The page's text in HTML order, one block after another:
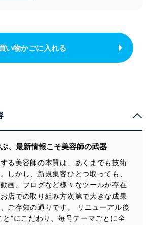
い物かごに入れる
、最新情報こそ美容師の武器
る美容師の本質は、あくまでも技術
しかし、新規集客ひとつ取っても、
画、ブログなど様々なツールが存在
店での取り組み方次第で大きな成果
ご存知の通りです。 リニューアル後
と”にこだわり、毎号テーマごとに全